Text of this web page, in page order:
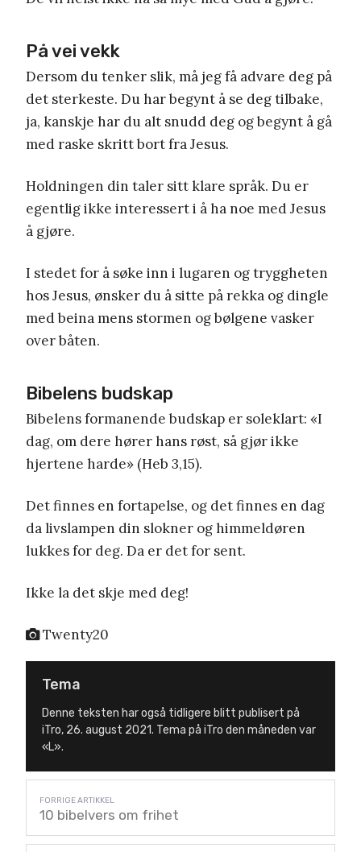
På vei vekk
Dersom du tenker slik, må jeg få advare deg på
det sterkeste. Du har begynt å se deg tilbake,
ja, kanskje har du alt snudd deg og begynt å gå
med raske skritt bort fra Jesus.
Holdningen din taler sitt klare språk. Du er
egentlig ikke interessert i å ha noe med Jesus
å gjøre.
I stedet for å søke inn i lugaren og tryggheten
hos Jesus, ønsker du å sitte på rekka og dingle
med beina mens stormen og bølgene vasker
over båten.
Bibelens budskap
Bibelens formanende budskap er soleklart: «I
dag, om dere hører hans røst, så gjør ikke
hjertene harde» (Heb 3,15).
Det finnes en fortapelse, og det finnes en dag
da livslampen din slokner og himmeldøren
lukkes for deg. Da er det for sent.
Ikke la det skje med deg!
Twenty20
Tema
Denne teksten har også tidligere blitt publisert på
iTro, 26. august 2021. Tema på iTro den måneden var
«L».
10 bibelvers om frihet